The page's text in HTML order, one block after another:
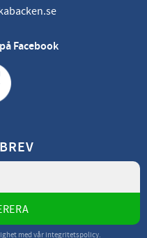
på Facebook
med vårintegritetspolicy.